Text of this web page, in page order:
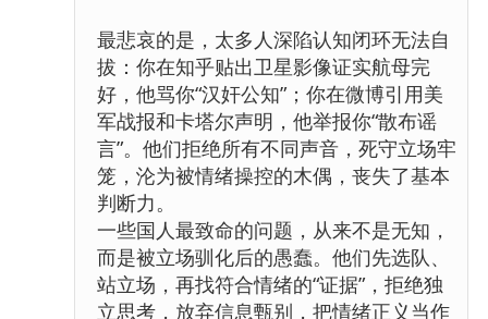
最悲哀的是，太多人深陷认知闭环无法自
拔：你在知乎贴出卫星影像证实航母完
好，他骂你“汉奸公知”；你在微博引用美
军战报和卡塔尔声明，他举报你“散布谣
言”。他们拒绝所有不同声音，死守立场牢
笼，沦为被情绪操控的木偶，丧失了基本
判断力。
一些国人最致命的问题，从来不是无知，
而是被立场驯化后的愚蠢。他们先选队、
站立场，再找符合情绪的“证据”，拒绝独
立思考，放弃信息甄别，把情绪正义当作